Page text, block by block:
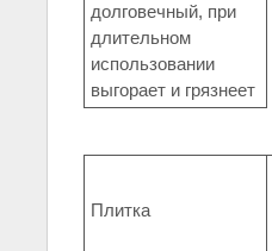
долговечный, при
длительном
использовании
выгорает и грязнеет
Плитка